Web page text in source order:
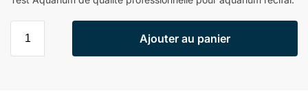
Ajouter au panier